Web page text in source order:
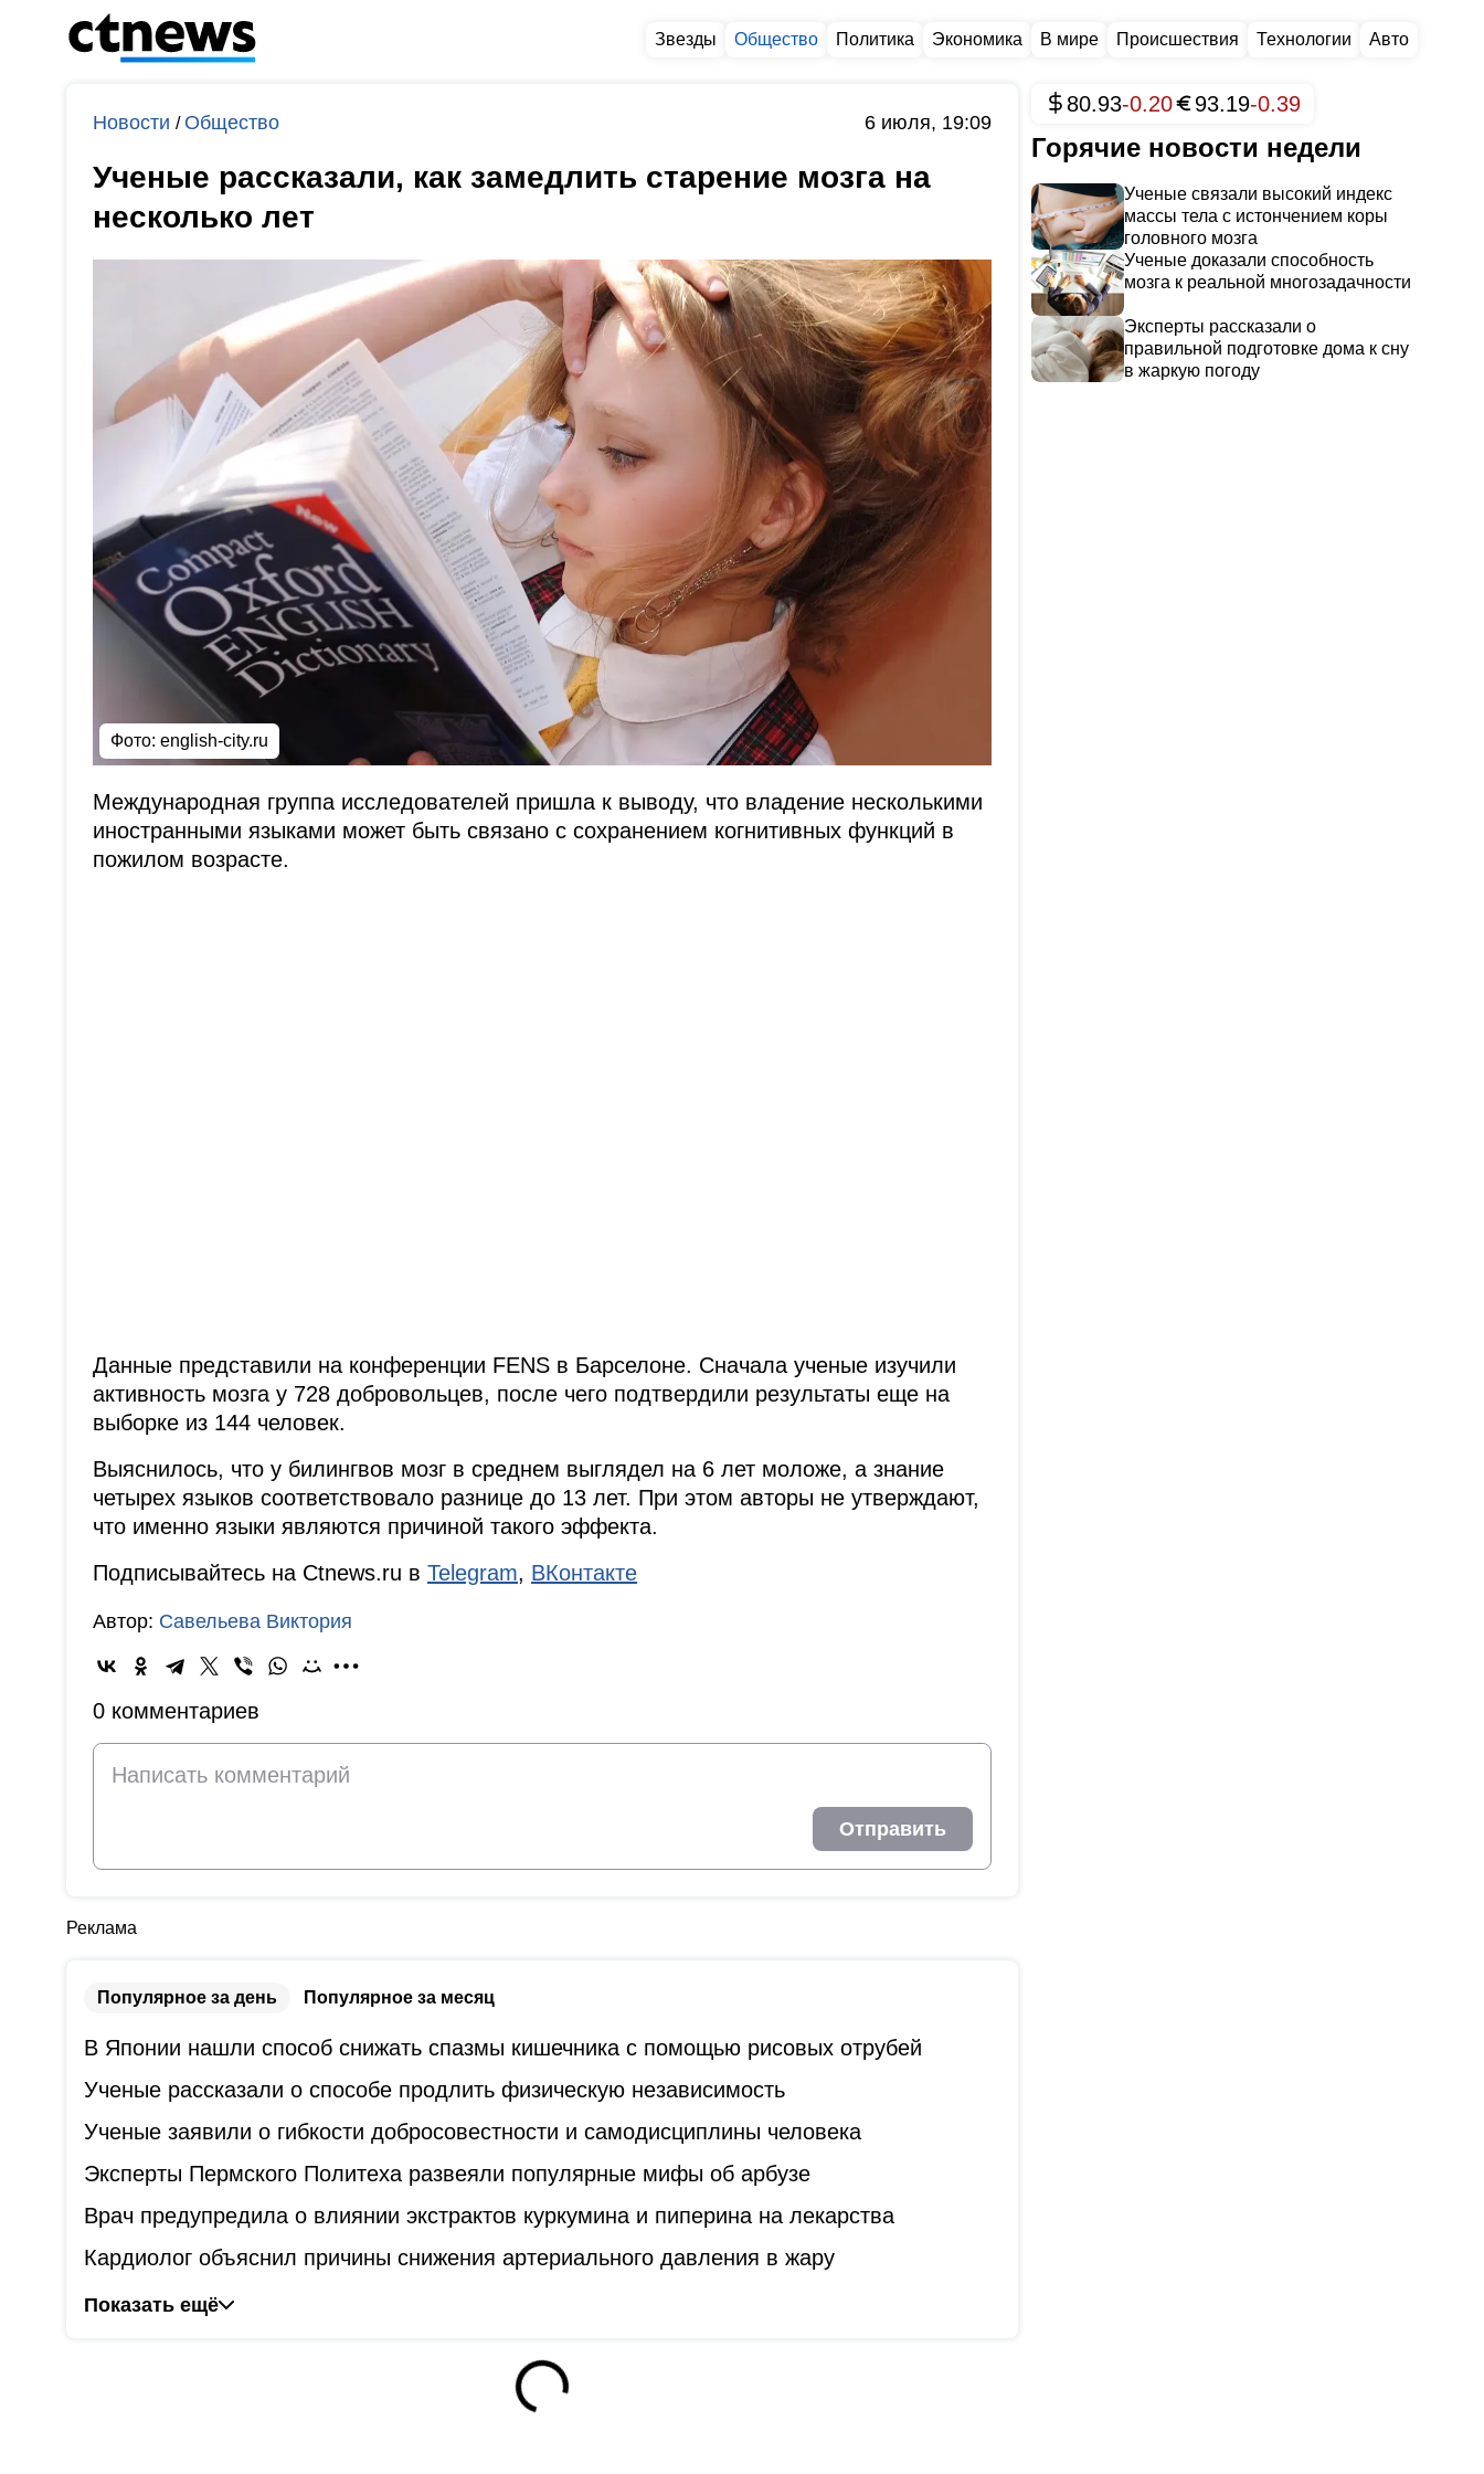
Звезды Общество Политика Экономика В мире Происшествия Технологии Авто
Новости /Общество 6 июля, 19:09
Ученые рассказали, как замедлить старение мозга на
несколько лет
Фото: english-city.ru
Международная группа исследователей пришла к выводу, что владение несколькими
иностранными языками может быть связано с сохранением когнитивных функций в
пожилом возрасте.
Данные представили на конференции FENS в Барселоне. Сначала ученые изучили
активность мозга у 728 добровольцев, после чего подтвердили результаты еще на
выборке из 144 человек.
Выяснилось, что у билингвов мозг в среднем выглядел на 6 лет моложе, а знание
четырех языков соответствовало разнице до 13 лет. При этом авторы не утверждают,
что именно языки являются причиной такого эффекта.
Подписывайтесь на Ctnews.ru в Telegram, ВКонтакте
Автор: Савельева Виктория
0 комментариев
Отправить
Реклама
Популярное за день Популярное за месяц
В Японии нашли способ снижать спазмы кишечника с помощью рисовых отрубей
Ученые рассказали о способе продлить физическую независимость
Ученые заявили о гибкости добросовестности и самодисциплины человека
Эксперты Пермского Политеха развеяли популярные мифы об арбузе
Врач предупредила о влиянии экстрактов куркумина и пиперина на лекарства
Кардиолог объяснил причины снижения артериального давления в жару
Показать ещё
80.93-0.20 93.19-0.39
Горячие новости недели
Ученые связали высокий индекс
массы тела с истончением коры
головного мозга
Ученые доказали способность
мозга к реальной многозадачности
Эксперты рассказали о
правильной подготовке дома к сну
в жаркую погоду